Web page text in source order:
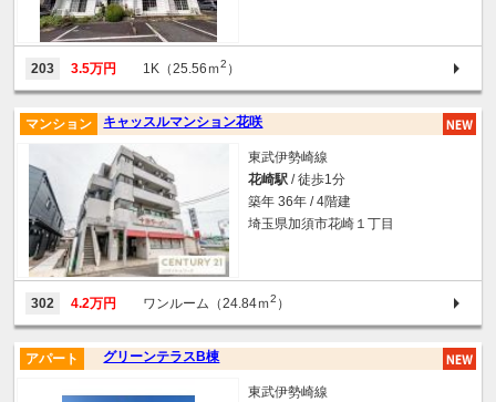
203 3.5万円 1K（25.56ｍ2 ）
キャッスルマンション花咲
マンション
東武伊勢崎線
花崎駅 / 徒歩1分
築年 36年 / 4階建
埼玉県加須市花崎１丁目
302 4.2万円 ワンルーム（24.84ｍ2 ）
グリーンテラスB棟
アパート
東武伊勢崎線